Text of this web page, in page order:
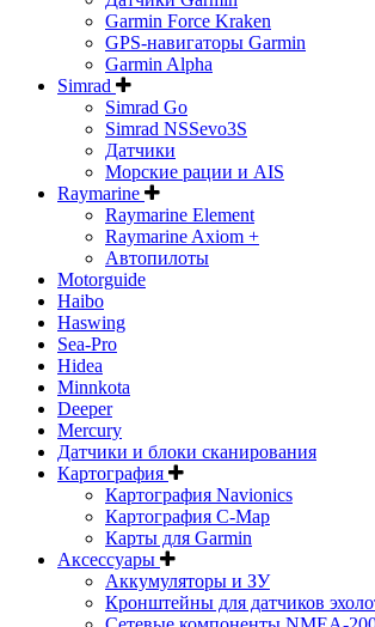
Garmin Force Kraken
GPS-навигаторы Garmin
Garmin Alpha
Simrad
Simrad Go
Simrad NSSevo3S
Датчики
Морские рации и AIS
Raymarine
Raymarine Element
Raymarine Axiom +
Автопилоты
Motorguide
Haibo
Haswing
Sea-Pro
Hidea
Minnkota
Deeper
Mercury
Датчики и блоки сканирования
Картография
Картография Navionics
Картография C-Map
Карты для Garmin
Аксессуары
Аккумуляторы и ЗУ
Кронштейны для датчиков